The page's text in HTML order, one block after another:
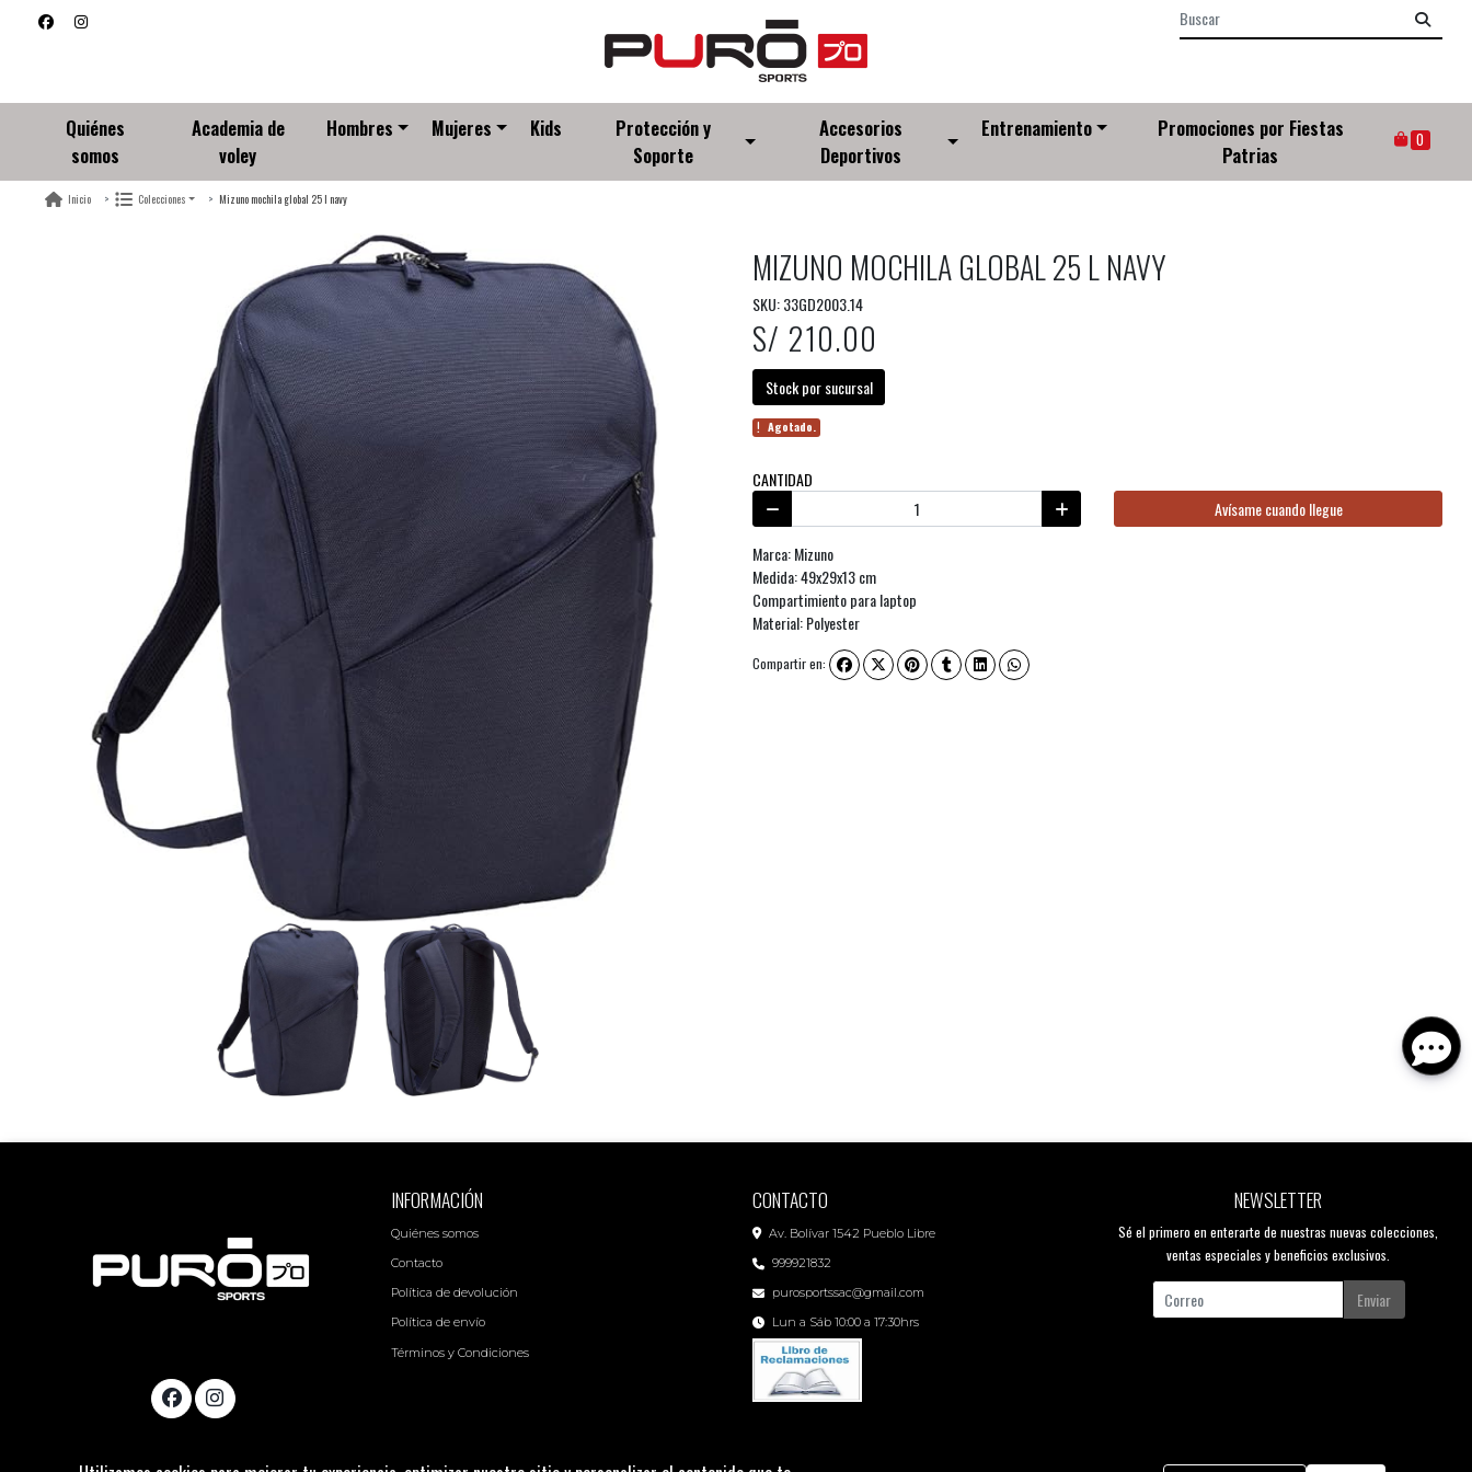
Quiénes
somos
Academia de
voley
Hombres Mujeres Kids
Protección y
Soporte
Accesorios
Deportivos
Entrenamiento
Promociones por Fiestas
Patrias
0
Inicio Colecciones Mizuno mochila global 25 l navy
MIZUNO MOCHILA GLOBAL 25 L NAVY
SKU: 33GD2003.14
S/ 210.00
Stock por sucursal
Agotado.
CANTIDAD
Avísame cuando llegue
Marca: Mizuno
Medida: 49x29x13 cm
Compartimiento para laptop
Material: Polyester
Compartir en:
INFORMACIÓN
Quiénes somos
Contacto
Política de devolución
Política de envío
Términos y Condiciones
CONTACTO
Av. Bolívar 1542 Pueblo Libre
999921832
purosportssac@gmail.com
Lun a Sáb 10:00 a 17:30hrs
NEWSLETTER
Sé el primero en enterarte de nuestras nuevas colecciones,
ventas especiales y beneficios exclusivos.
Enviar